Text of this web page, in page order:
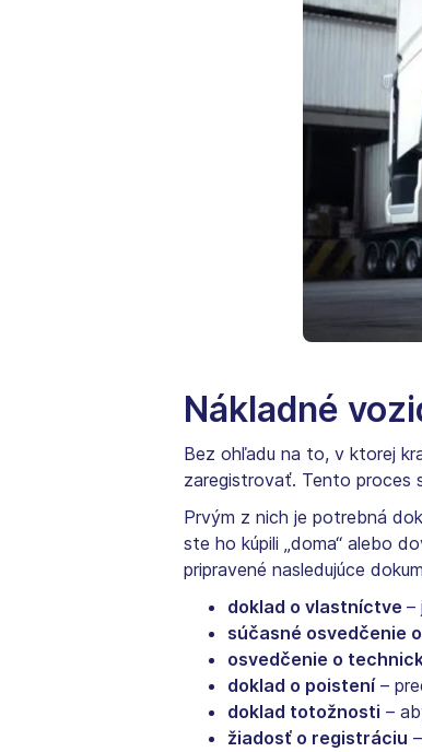
Nákladné
Bez ohľadu na to, v ktorej
zaregistrovať. Tento proces
Prvým z nich je potrebná
ste ho kúpili „doma“ alebo
pripravené nasledujúce
doklad o vlastníctve –
súčasné osvedčenie
osvedčenie o
doklad o poistení–
doklad totožnosti –
žiadosť o registráciu